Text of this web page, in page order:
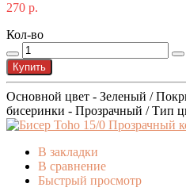
270 р.
Кол-во
Купить
Основной цвет - Зеленый /
бисеринки - Прозрачный / Тип
В закладки
В сравнение
Быстрый просмотр